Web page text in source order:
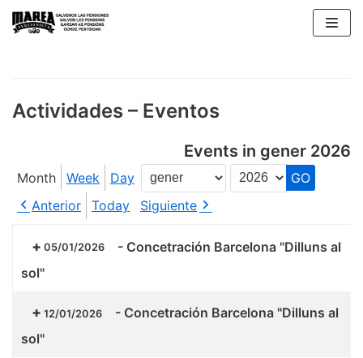
Skip
Actividades – Eventos
Events in gener 2026
Month Week Day
Month
Year
Anterior
Today Siguiente
05/01/2026 - Concetración Barcelona "Dilluns al
sol"
12/01/2026 - Concetración Barcelona "Dilluns al
sol"